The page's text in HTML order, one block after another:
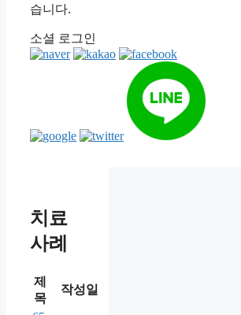
습니다.
소셜 로그인
치료
사례
제
목
작성일